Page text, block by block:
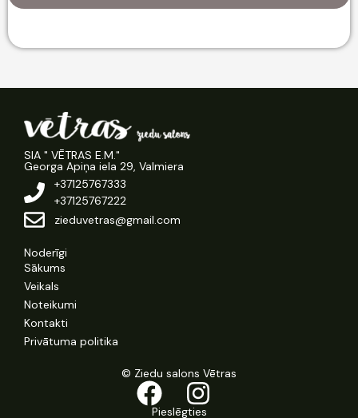
SIA " VĒTRAS E.M."
Georga Apiņa iela 29, Valmiera
+37125767333
+37125767222
zieduvetras@gmail.com
Noderīgi
Sākums
Veikals
Noteikumi
Kontakti
Privātuma politika
© Ziedu salons Vētras
Pieslēgties